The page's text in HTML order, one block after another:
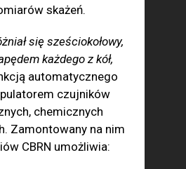
skażeń.
się sześciokołowy,
każdego z kół,
automatycznego
czujników
chemicznych
Zamontowany na nim
CBRN umożliwia: